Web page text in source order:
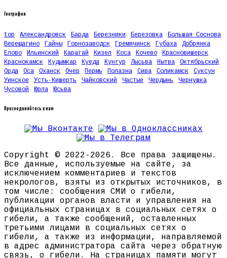
География
top Александровск Барда Березники Березовка
Большая Соснова
Верещагино
Гайны Горнозаводск Гремячинск Губаха
Добрянка
Елово
Ильинский Карагай Кизел Коса Кочево
Красновишерск
Краснокамск
Кудымкар Куеда Кунгур Лысьва Нытва
Октябрьский
Орда
Оса Оханск Очер Пермь Полазна Сива Соликамск
Суксун
Уинское
Усть-Кишерть Чайковский Частые Чердынь
Чернушка
Чусовой
Юрла Юсьва
Присоединяйтесь к нам
Copyright © 2022-2026. Все права защищены.
Все данные, используемые на сайте, за
исключением комментариев и текстов
некрологов, взяты из открытых источников, в
том числе: сообщения СМИ о гибели,
публикации органов власти и управления на
официальных страницах в социальных сетях о
гибели, а также сообщений, оставленных
третьими лицами в социальных сетях о
гибели, а также из информации, направляемой
в адрес администратора сайта через обратную
связь, о гибели. На страницах памяти могут